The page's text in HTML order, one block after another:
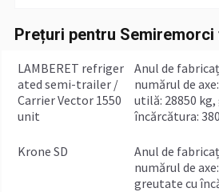
Prețuri pentru
LAMBERET refriger
ated semi-trailer /
Carrier Vector 1550
unit
anul de fabricație: 2016,
numărul de
utilă: 28850
încărcătura:
Krone SD
anul de fabricație: 2023,
numărul de
greutate cu